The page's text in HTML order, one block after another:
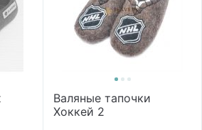
Валяные тапочки
Хоккей 2